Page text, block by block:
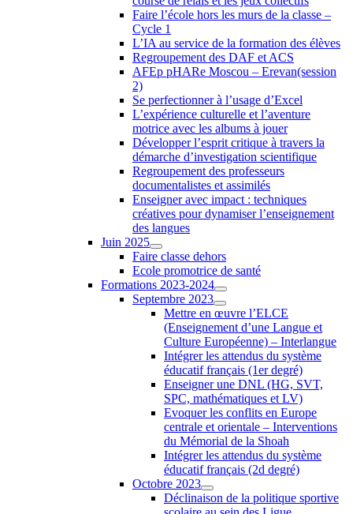
Faire l’école hors les murs de la classe –
Cycle 1
L’IA au service de la formation des élèves
Regroupement des DAF et ACS
AFEp pHARe Moscou – Erevan(session
2)
Se perfectionner à l’usage d’Excel
L’expérience culturelle et l’aventure
motrice avec les albums à jouer
Développer l’esprit critique à travers la
démarche d’investigation scientifique
Regroupement des professeurs
documentalistes et assimilés
Enseigner avec impact : techniques
créatives pour dynamiser l’enseignement
des langues
Juin 2025
Faire classe dehors
Ecole promotrice de santé
Formations 2023-2024
Septembre 2023
Mettre en œuvre l’ELCE
(Enseignement d’une Langue et
Culture Européenne) – Interlangue
Intégrer les attendus du système
éducatif français (1er degré)
Enseigner une DNL (HG, SVT,
SPC, mathématiques et LV)
Evoquer les conflits en Europe
centrale et orientale – Interventions
du Mémorial de la Shoah
Intégrer les attendus du système
éducatif français (2d degré)
Octobre 2023
Déclinaison de la politique sportive